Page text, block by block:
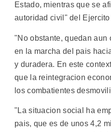
Estado, mientras que se
autoridad civil" del
"No obstante, quedan aun
en la marcha del pais
y duradera. En este
que la reintegracion
los combatientes
"La situacion social ha
pais, que es de unos 4,2